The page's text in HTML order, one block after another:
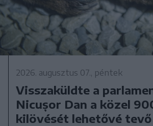
2026. augusztus 07., péntek
Visszaküldte a
Nicușor Dan a közel
kilövését lehetővé